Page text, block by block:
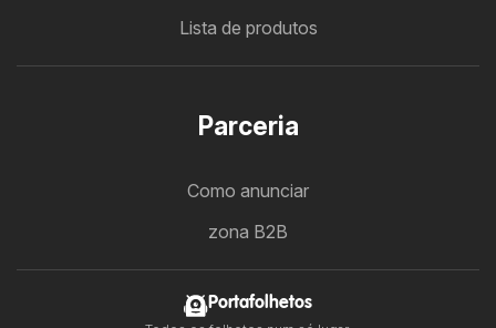
Lista de produtos
Parceria
Como anunciar
zona B2B
Portafolhetos